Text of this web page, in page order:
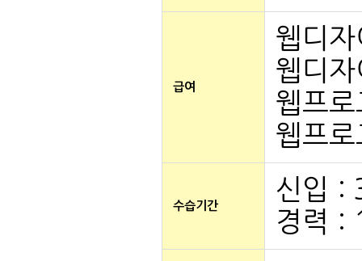
급여
웹디
웹디
웹프
웹프
수습기간
신입 :
경력 :